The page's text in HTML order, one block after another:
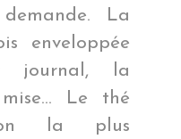
La
enveloppée
journal, la
Le thé
la plus